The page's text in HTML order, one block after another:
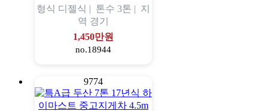
형식 디젤식 | 톤수 3톤 | 지
역 경기
1,450만원
no.18944
9774